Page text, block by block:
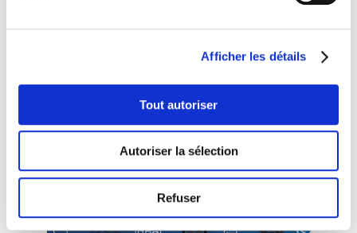
Afficher les détails
Tout autoriser
Autoriser la sélection
Refuser
La présentation aura lieu dans le bâtiment de
Des amuse-bouches sont prévus à la suite de
Autres évènements